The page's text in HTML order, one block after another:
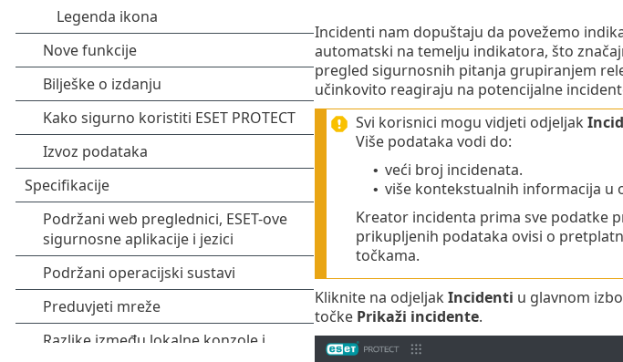
Incidenti nam dopuštaju da povežemo
automatski na temelju indikatora, što
pregled sigurnosnih pitanja grupiranjem
učinkovito reagiraju na potencijalne
Svi korisnici mogu vidjeti odjeljak
Više podataka vodi do:
• veći broj incidenata.
• više kontekstualnih informacija u
Kreator incidenta prima sve podatke
prikupljenih podataka ovisi o
točkama.
Kliknite na odjeljak Incidenti u glavnom
točke Prikaži incidente.